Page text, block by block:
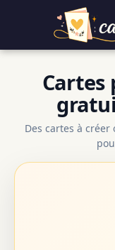
Cartes
Des cartes à